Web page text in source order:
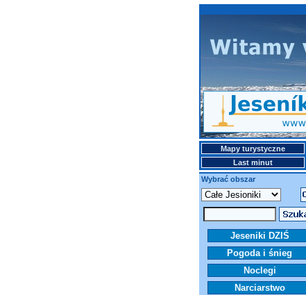
Mapy turystyczne
Last minut
Wybrać obszar
Jeseniki DZIŚ
Pogoda i śnieg
Noclegi
Narciarstwo